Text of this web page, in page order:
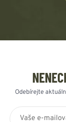
Odebírejte